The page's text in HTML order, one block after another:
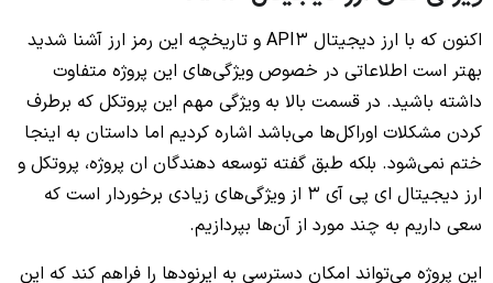
اکنون که با ارز دیجیتال API3 و تاریخچه این رمز ارز آشنا شدید
بهتر است اطلاعاتی در خصوص ویژگی‌های این پروژه متفاوت
داشته باشید. در قسمت بالا به ویژگی مهم این پروتکل که برطرف
کردن مشکلات اوراکل‌ها می‌باشد اشاره کردیم اما داستان به اینجا
ختم نمی‌شود. بلکه طبق گفته توسعه دهندگان ان پروژه، پروتکل و
ارز دیجیتال ای پی آی 3 از ویژگی‌های زیادی برخوردار است که
سعی داریم به چند مورد از آن‌ها بپردازیم.
این پروژه می‌تواند امکان دسترسی به ایرنودها را فراهم کند که این